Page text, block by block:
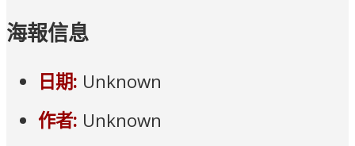
海報信息
日期: Unknown
作者: Unknown